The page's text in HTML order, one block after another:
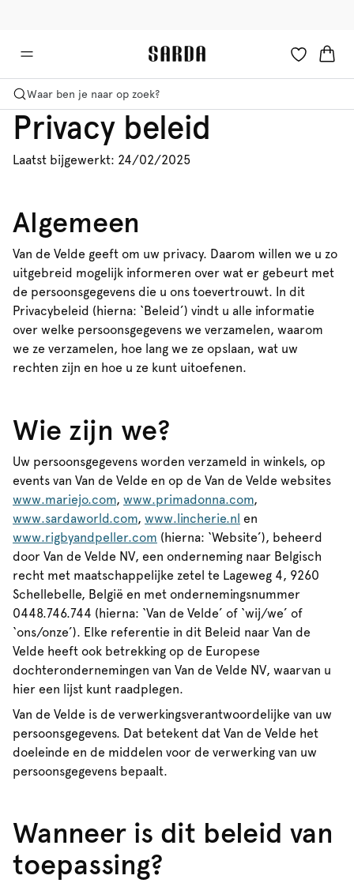
Waar ben je naar op zoek?
Privacy beleid
Laatst bijgewerkt: 24/02/2025
Algemeen
Van de Velde geeft om uw privacy. Daarom willen we u zo
uitgebreid mogelijk informeren over wat er gebeurt met
de persoonsgegevens die u ons toevertrouwt. In dit
Privacybeleid (hierna: ‘Beleid’) vindt u alle informatie
over welke persoonsgegevens we verzamelen, waarom
we ze verzamelen, hoe lang we ze opslaan, wat uw
rechten zijn en hoe u ze kunt uitoefenen.
Wie zijn we?
Uw persoonsgegevens worden verzameld in winkels, op
events van Van de Velde en op de Van de Velde websites
www.mariejo.com, www.primadonna.com,
www.sardaworld.com, www.lincherie.nl en
www.rigbyandpeller.com (hierna: ‘Website’), beheerd
door Van de Velde NV, een onderneming naar Belgisch
recht met maatschappelijke zetel te Lageweg 4, 9260
Schellebelle, België en met ondernemingsnummer
0448.746.744 (hierna: ‘Van de Velde’ of ‘wij/we’ of
‘ons/onze’). Elke referentie in dit Beleid naar Van de
Velde heeft ook betrekking op de Europese
dochterondernemingen van Van de Velde NV, waarvan u
hier een lijst kunt raadplegen.
Van de Velde is de verwerkingsverantwoordelijke van uw
persoonsgegevens. Dat betekent dat Van de Velde het
doeleinde en de middelen voor de verwerking van uw
persoonsgegevens bepaalt.
Wanneer is dit beleid van
toepassing?